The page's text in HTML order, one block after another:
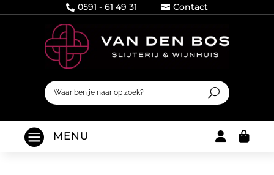
 0591 - 61 49 31  Contact
 MENU 